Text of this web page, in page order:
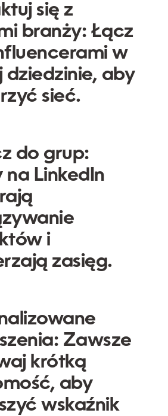
się z
branży: Łącz
w
dziedzinie, aby
sieć.
do grup:
na LinkedIn
i
zasięg.
Zawsze
krótką
aby
wskaźnik